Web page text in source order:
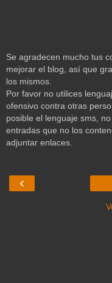
Se agradecen mucho tus
mejorar el blog, así que
los mismos.
Por favor no utilices
ofensivo contra otras
posible el lenguaje sms,
entradas que no los
adjuntar enlaces.
‹